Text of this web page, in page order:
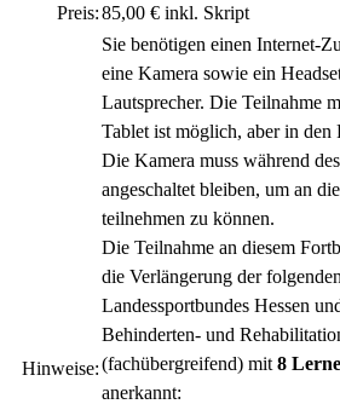
Preis:85,00 € inkl. Skript
Hinweise:
Sie benötigen einen Internet-
eine Kamera sowie ein
Lautsprecher. Die Teilnahme
Tablet ist möglich, aber in den
Die Kamera muss während
angeschaltet bleiben, um an
teilnehmen zu können.
Die Teilnahme an diesem
die Verlängerung der
Landessportbundes Hessen
Behinderten- und
(fachübergreifend) mit 8
anerkannt: